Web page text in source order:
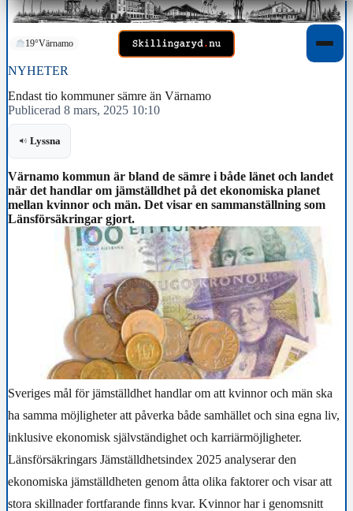
19°Värnamo
NYHETER
Endast tio kommuner sämre än Värnamo
Publicerad 8 mars, 2025 10:10
Lyssna
Värnamo kommun är bland de sämre i både länet och landet
när det handlar om jämställdhet på det ekonomiska planet
mellan kvinnor och män. Det visar en sammanställning som
Länsförsäkringar gjort.
Sveriges mål för jämställdhet handlar om att kvinnor och män ska
ha samma möjligheter att påverka både samhället och sina egna liv,
inklusive ekonomisk självständighet och karriärmöjligheter.
Länsförsäkringars Jämställdhetsindex 2025 analyserar den
ekonomiska jämställdheten genom åtta olika faktorer och visar att
stora skillnader fortfarande finns kvar. Kvinnor har i genomsnitt